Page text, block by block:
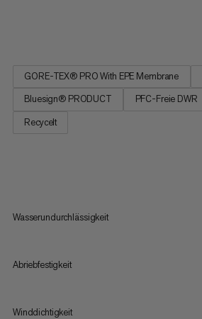
GORE-TEX® PRO With EPE Membrane
Bluesign® PRODUCT
PFC-Freie DWR
Recycelt
Wasserundurchlässigkeit
Abriebfestigkeit
Winddichtigkeit